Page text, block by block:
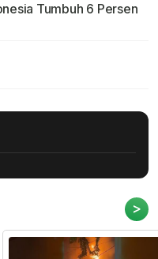
Tumbuh 6 Persen
>